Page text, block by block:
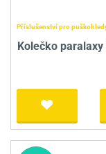
Příslušenství pro
Kolečko